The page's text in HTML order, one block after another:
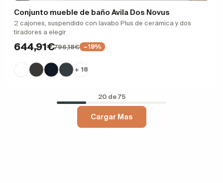
Conjunto mueble de baño Avila Dos Novus
2 cajones, suspendido con lavabo Plus de cerámica y dos
tiradores a elegir
644,91€796,18€ −19%
+ 18
20 de 75
Cargar Mas